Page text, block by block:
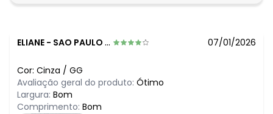
ELIANE - SAO PAULO - SP 07/01/2026
Cor: Cinza / GG
Avaliação geral do produto: Ótimo
Largura: Bom
Comprimento: Bom